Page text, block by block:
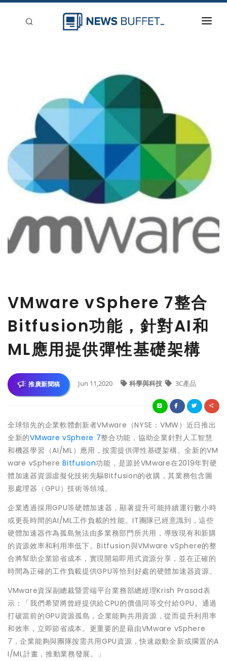
刊登
VMware vSphere 7整合
Bitfusion功能，針對AI和
ML應用提供彈性基礎架構
推廣新聞稿 Jun 11,2020 科學與科技 3C產品
全球領先的企業軟體創新者VMware（NYSE：VMW）近日推出
全新的VMware vSphere 7整合功能，協助企業針對人工智慧
和機器學習（AI/ML）應用，按需提供彈性基礎架構。全新的VM
ware vSphereBitfusion功能，是源於VMware在2019年對硬
體加速器資源虛擬化技術先驅Bitfusion的收購，其業務包含圖
形處理器（GPU）技術等領域。
企業透過採用GPU等硬體加速器，顯著提升可能持續運行數小時
或更長時間的AI/ML工作負載的性能。IT團隊已經意識到，這些
硬體加速器作為孤島無法由多業務部門所共用，導致現有和新購
的資源效率和利用率低下。Bitfusion與VMware vSphere的整
合將幫助企業節省成本，實現開箱即用式資源分享，並在正確的
時間為正確的工作負載提供GPU等恰到好處的硬體加速器資源。
VMware資深副總裁暨雲端平台業務部總經理Krish Prasad表
示：「我們希望將曾經提供給CPU的價值同等交付給GPU。通過
打破當前的GPU資源孤島，企業能夠共用資源，從而提升利用率
和效率，立即節省成本。更重要的是藉由VMware vSphere
7，企業能夠與團隊按需共用GPU資源，快速啟動全新或擱置的A
I/ML計畫，推動業務發展。」